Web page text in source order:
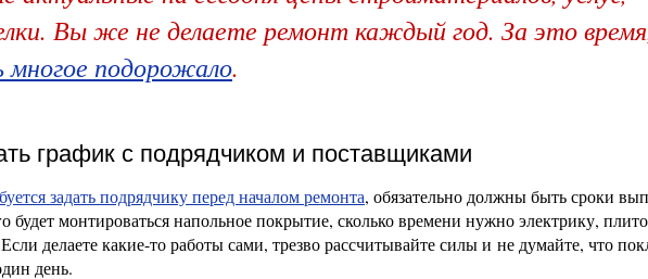
Вы же не делаете ремонт каждый год. За это
многое подорожало.
график с подрядчиком и поставщиками
задать подрядчику перед началом ремонта, обязательно должны быть сроки
будет монтироваться напольное покрытие, сколько времени нужно электрику,
делаете какие-то работы сами, трезво рассчитывайте силы и не думайте, что
день.